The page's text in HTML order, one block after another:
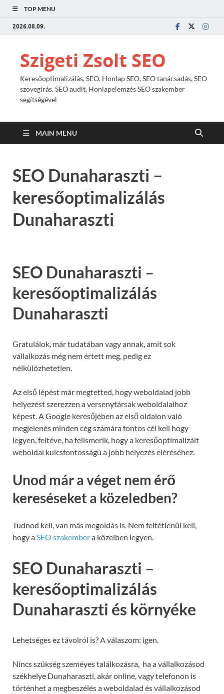
TOP MENU
2026.08.09.
Szigeti Zsolt SEO
Keresőoptimalizálás, SEO, Honlap SEO, SEO tanácsadás, SEO
szövegírás, SEO audit, Honlapelemzés SEO szakember
segítségével
MAIN MENU
SEO Dunaharaszti –
keresőoptimalizálás
Dunaharaszti
SEO Dunaharaszti –
keresőoptimalizálás
Dunaharaszti
Gratulálok, már tudatában vagy annak, amit sok
vállalkozás még nem értett meg, pedig ez
nélkülözhetetlen.
Az első lépést már megtetted, hogy weboldalad jobb
helyezést szerezzen a versenytársak weboldalaihoz
képest. A Google keresőjében az első oldalon való
megjelenés minden cég számára fontos cél kell hogy
legyen, feltéve, ha felismerik, hogy a keresőoptimalizált
weboldal kulcsfontosságú a jobb helyezés eléréséhez.
Unod már a véget nem érő
kereséseket a közeledben?
Tudnod kell, van más megoldás is. Nem feltétlenül kell,
hogy aSEO szakembera közelben legyen.
SEO Dunaharaszti –
keresőoptimalizálás
Dunaharaszti és környéke
Lehetséges ez távolról is? A válaszom: igen.
Nincs szükség szeméyes találkozásra, ha a vállalkozásod
székhelye Dunaharaszti, akár online, vagy telefonon is
történhet a megbeszélés a weboldalad és vállalkozásod